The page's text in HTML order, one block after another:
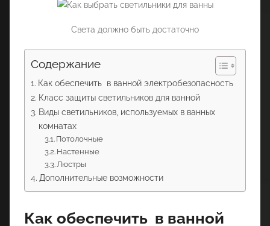
Света должно быть достаточно
Содержание
Как обеспечить в ванной электробезопасность
Класс защиты светильников для ванной
Виды светильников, используемых в ванных
комнатах
Потолочные
Настенные
Люстры
Дополнительные возможности
Как обеспечить в ванной